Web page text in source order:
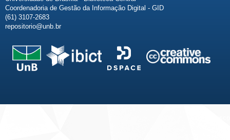
Coordenadoria de Gestão da Informação Digital - GID
(61) 3107-2683
repositorio@unb.br